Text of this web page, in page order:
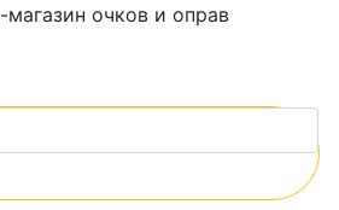
магазин очков и оправ